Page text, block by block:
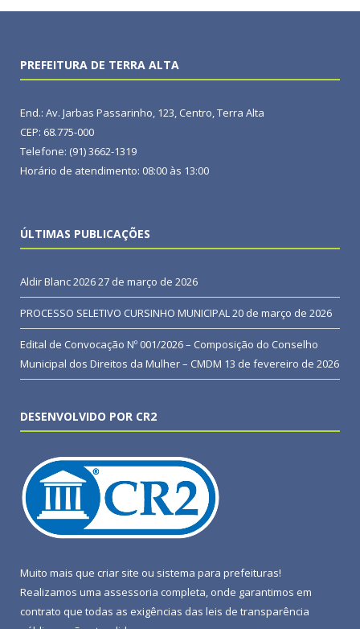
PREFEITURA DE TERRA ALTA
End.: Av. Jarbas Passarinho, 123, Centro, Terra Alta
CEP: 68.775-000
Telefone: (91) 3662-1319
Horário de atendimento: 08:00 às 13:00
ÚLTIMAS PUBLICAÇÕES
Aldir Blanc 202627 de março de 2026
PROCESSO SELETIVO CURSINHO MUNICIPAL20 de março de 2026
Edital de Convocação Nº 001/2026 – Composição do Conselho
Municipal dos Direitos da Mulher – CMDM 13 de fevereiro de 2026
DESENVOLVIDO POR CR2
Muito mais que criar site ou sistema para prefeituras!
Realizamos uma assessoria completa, onde garantimos em
contrato que todas as exigências das leis de transparência